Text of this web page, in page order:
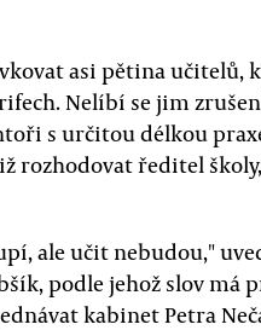
asi pětina učitelů,
Nelíbí se jim
s určitou délkou
rozhodovat ředitel
ale učit nebudou,"
podle jehož slov má
kabinet Petra